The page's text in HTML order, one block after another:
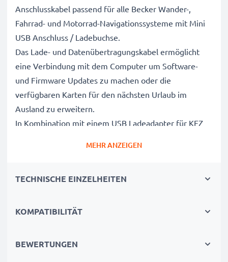
Anschlusskabel passend für alle Becker Wander-,
Fahrrad- und Motorrad-Navigationssysteme mit Mini
USB Anschluss / Ladebuchse.
Das Lade- und Datenübertragungskabel ermöglicht
eine Verbindung mit dem Computer um Software-
und Firmware Updates zu machen oder die
verfügbaren Karten für den nächsten Urlaub im
Ausland zu erweitern.
In Kombination mit einem USB Ladeadapter für KFZ
Verbindung mit dem PC
für hohe Datenübertragungsraten
MEHR ANZEIGEN
TECHNISCHE EINZELHEITEN
KOMPATIBILITÄT
BEWERTUNGEN